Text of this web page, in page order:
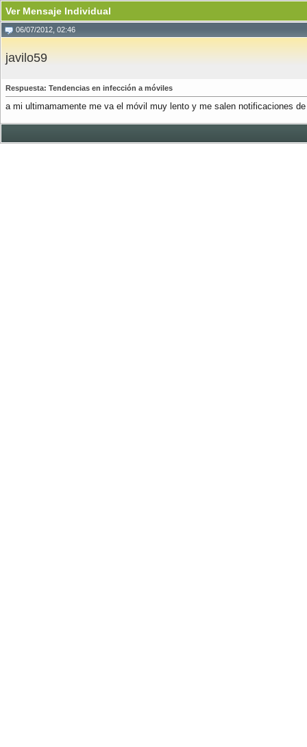
Ver Mensaje Individual
06/07/2012, 02:46
javilo59
Respuesta: Tendencias en infección a móviles
a mi ultimamamente me va el móvil muy lento y me salen notificaciones